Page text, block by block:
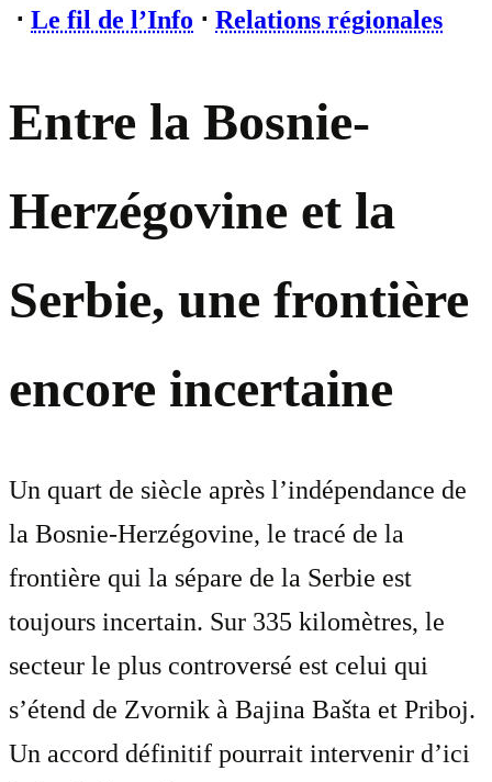
⋅ Le fil de l’Info ⋅ Relations régionales
Entre la Bosnie-
Herzégovine et la
Serbie, une frontière
encore incertaine
Un quart de siècle après l’indépendance de
la Bosnie-Herzégovine, le tracé de la
frontière qui la sépare de la Serbie est
toujours incertain. Sur 335 kilomètres, le
secteur le plus controversé est celui qui
s’étend de Zvornik à Bajina Bašta et Priboj.
Un accord définitif pourrait intervenir d’ici